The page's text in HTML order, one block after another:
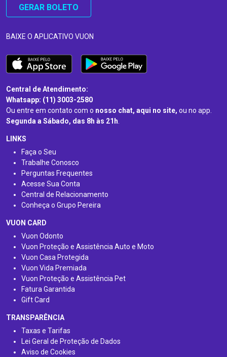
GERAR BOLETO
BAIXE O APLICATIVO VUON
Central de Atendimento:
Whatsapp: (11) 3003-2580
Ou entre em contato com o nosso chat, aqui no site, ou no app.
Segunda a Sábado, das 8h às 21h.
LINKS
Faça o Seu
Trabalhe Conosco
Perguntas Frequentes
Acesse Sua Conta
Central de Relacionamento
Conheça o Grupo Pereira
VUON CARD
Vuon Odonto
Vuon Proteção e Assistência Auto e Moto
Vuon Casa Protegida
Vuon Vida Premiada
Vuon Proteção e Assistência Pet
Fatura Garantida
Gift Card
TRANSPARÊNCIA
Taxas e Tarifas
Lei Geral de Proteção de Dados
Aviso de Cookies